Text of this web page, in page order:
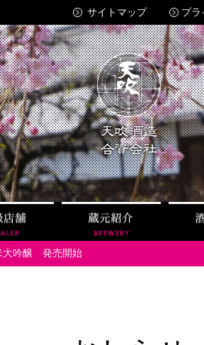
サイトマップ プラ
天吹酒造
取扱店舗 蔵元紹介
大吟醸 発売開始